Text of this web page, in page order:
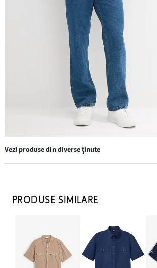
Vezi produse din diverse ținute
înalt
ADAUGĂ ÎN COȘ
Tricou (3buc/pac)
119,90 lei
PRODUSE SIMILARE